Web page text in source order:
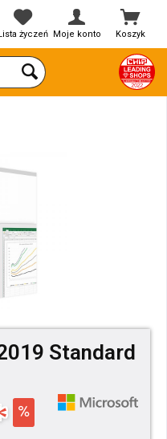
Koszyk
życzeń Moje konto
Standard